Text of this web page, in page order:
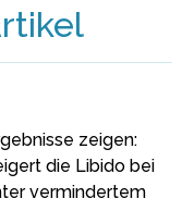
zeigen:
die Libido bei
vermindertem